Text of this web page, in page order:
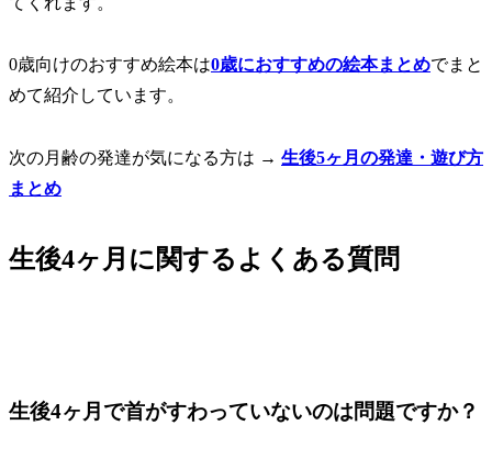
0歳向けのおすすめ絵本は0歳におすすめの絵本まとめでまと
めて紹介しています。
次の月齢の発達が気になる方は → 生後5ヶ月の発達・遊び方
まとめ
生後4ヶ月に関するよくある質問
生後4ヶ月で首がすわっていないのは問題ですか？